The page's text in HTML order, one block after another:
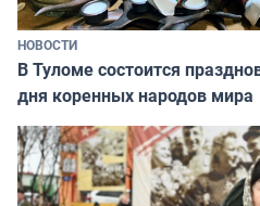
НОВОСТИ
В Туломе состоится
дня коренных народов мира